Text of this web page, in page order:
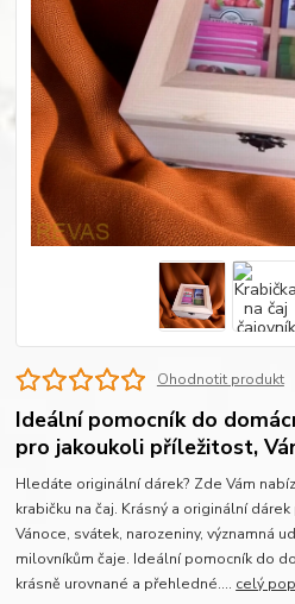
Ohodnotit produkt
Ideální pomocník do
pro jakoukoli příležitost,
Hledáte originální dárek? Zde Vám
krabičku na čaj. Krásný a originální
Vánoce, svátek, narozeniny, významná
milovníkům čaje. Ideální pomocník do
krásně urovnané a přehledné.... celý